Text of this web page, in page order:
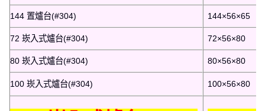
144 置爐台(#304) 144×56×65
72 崁入式爐台(#304) 72×56×80
80 崁入式爐台(#304) 80×56×80
100 崁入式爐台(#304) 100×56×80